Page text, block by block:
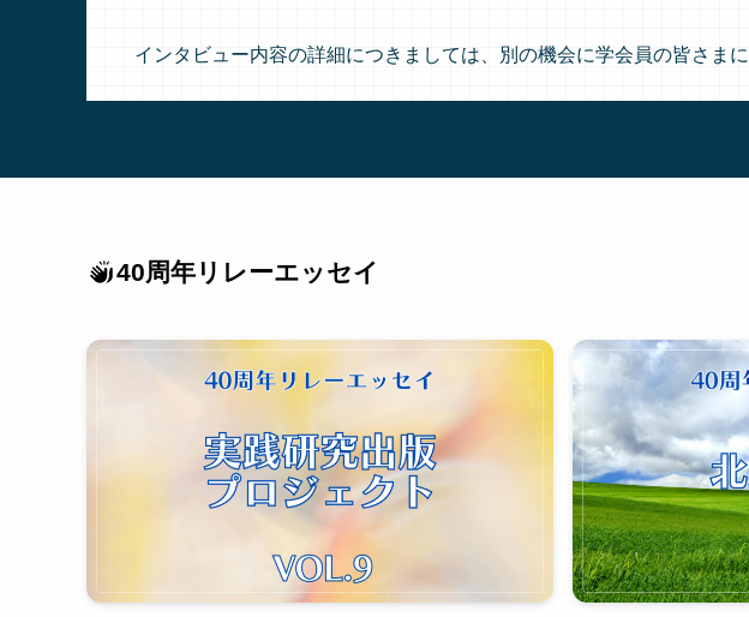
インタビュー内容の詳細につきましては、別の機会に学会員の皆さま
40周年リレーエッセイ